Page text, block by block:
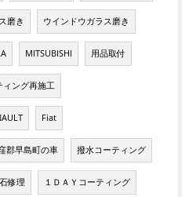
磨き ウインドウガラス磨き
MITSUBISHI 用品取付
ィング再施工
Fiat
郡早島町の車 撥水コーティング
修理 １ＤＡＹコーティング